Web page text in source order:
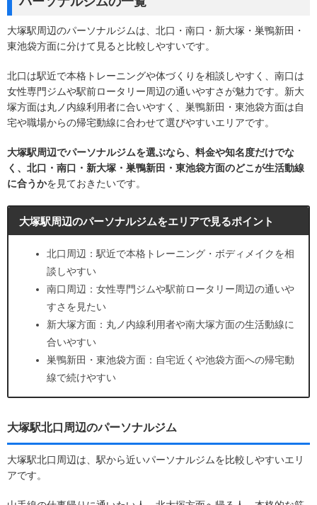
大塚駅周辺のパーソナルジムは、北口・南口・新大塚・巣鴨新田・
東池袋方面に分けて見ると比較しやすいです。
北口は駅近で本格トレーニングや体づくりを相談しやすく、南口は
女性専門ジムや駅前ロータリー周辺の通いやすさが魅力です。新大
塚方面は丸ノ内線利用者に合いやすく、巣鴨新田・東池袋方面は自
宅や職場からの帰宅動線に合わせて選びやすいエリアです。
大塚駅周辺でパーソナルジムを選ぶなら、料金や知名度だけでな
く、北口・南口・新大塚・巣鴨新田・東池袋方面のどこが生活動線
に合うかを見ておきたいです。
大塚駅周辺のパーソナルジムをエリアで見るポイント
北口周辺：駅近で本格トレーニング・ボディメイクを相
談しやすい
南口周辺：女性専門ジムや駅前ロータリー周辺の通いや
すさを見たい
新大塚方面：丸ノ内線利用者や南大塚方面の生活動線に
合いやすい
巣鴨新田・東池袋方面：自宅近くや池袋方面への帰宅動
線で続けやすい
大塚駅北口周辺のパーソナルジム
大塚駅北口周辺は、駅から近いパーソナルジムを比較しやすいエリ
アです。